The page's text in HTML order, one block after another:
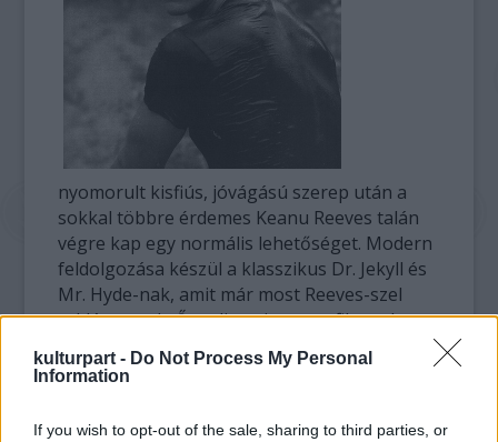
kulturpart - Do Not Process My Personal
Information
If you wish to opt-out of the sale, sharing to third parties, or
nyomorult kisfiús, jóvágású szerep után a
sokkal többre érdemes Keanu Reeves talán
végre kap egy normális lehetőséget. Modern
feldolgozása készül a klasszikus Dr. Jekyll és
Mr. Hyde-nak, amit már most Reeves-szel
reklámoznak. Ő pedig, mint azt a filmmel
kapcsolatos sajtóhírek állítják, örül a
felkérésnek, mert végre megmutathat
énjéből.